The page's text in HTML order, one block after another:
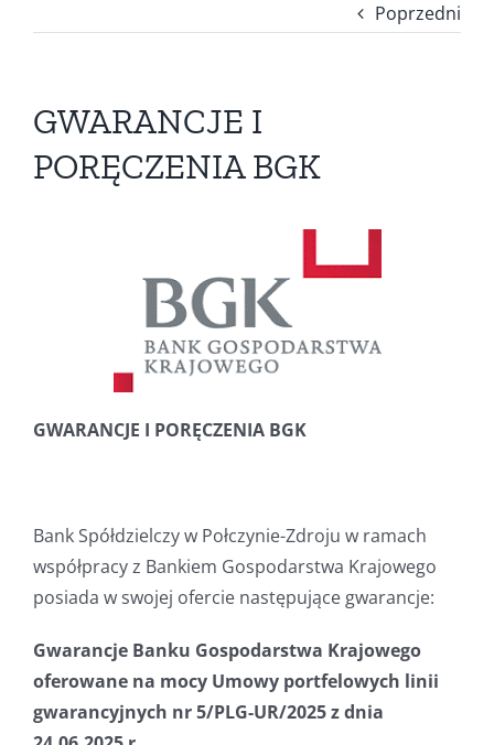
Poprzedni
GWARANCJE I
PORĘCZENIA BGK
GWARANCJE I PORĘCZENIA BGK
Bank Spółdzielczy w Połczynie-Zdroju w ramach
współpracy z Bankiem Gospodarstwa Krajowego
posiada w swojej ofercie następujące gwarancje:
Gwarancje Banku Gospodarstwa Krajowego
oferowane na mocy Umowy portfelowych linii
gwarancyjnych nr 5/PLG-UR/2025 z dnia